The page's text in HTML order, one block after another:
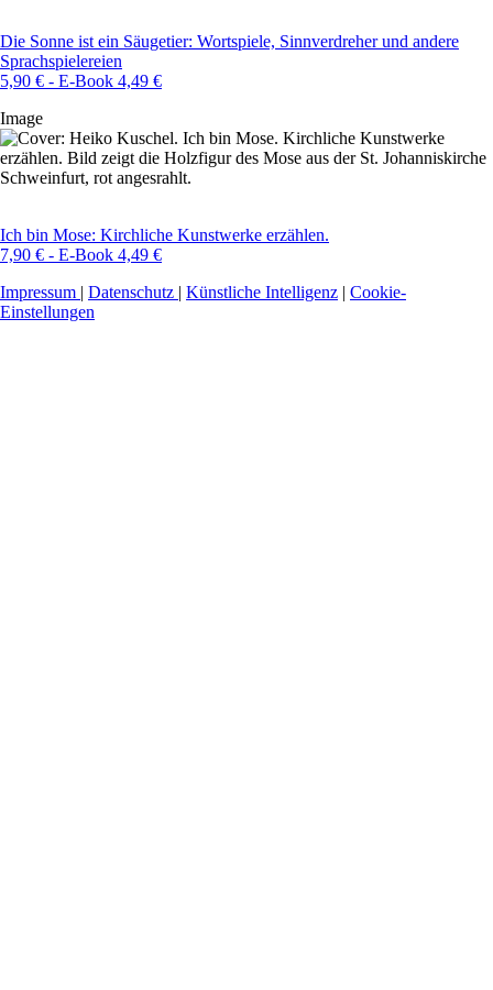
Die Sonne ist ein Säugetier: Wortspiele, Sinnverdreher und andere
Sprachspielereien
5,90 € - E-Book 4,49 €
Image
Ich bin Mose: Kirchliche Kunstwerke erzählen.
7,90 € - E-Book 4,49 €
Impressum | Datenschutz | Künstliche Intelligenz | Cookie-
Einstellungen